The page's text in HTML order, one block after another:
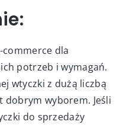
dla
potrzeb i wymagań.
wtyczki z dużą liczbą
dobrym wyborem. Jeśli
do sprzedaży